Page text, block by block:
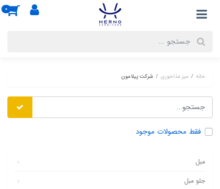
0
خانه میز غذاخوری شرکت پیلامون
فقط محصولات موجود
مبل
جلو مبل